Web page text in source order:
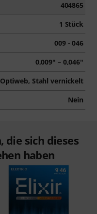
404865
1 Stück
009 - 046
0,009" – 0,046"
Optiweb, Stahl vernickelt
Nein
die sich dieses
haben